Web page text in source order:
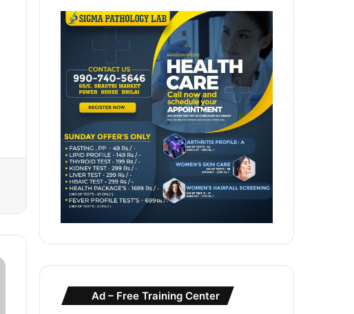
Ad – Free Training Center